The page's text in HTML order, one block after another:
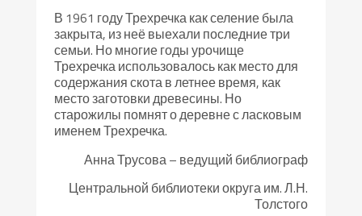
В 1961 году Трехречка как селение была
закрыта, из неё выехали последние три
семьи. Но многие годы урочище
Трехречка использовалось как место для
содержания скота в летнее время, как
место заготовки древесины. Но
старожилы помнят о деревне с ласковым
именем Трехречка.
Анна Трусова – ведущий библиограф
Центральной библиотеки округа им. Л.Н.
Толстого